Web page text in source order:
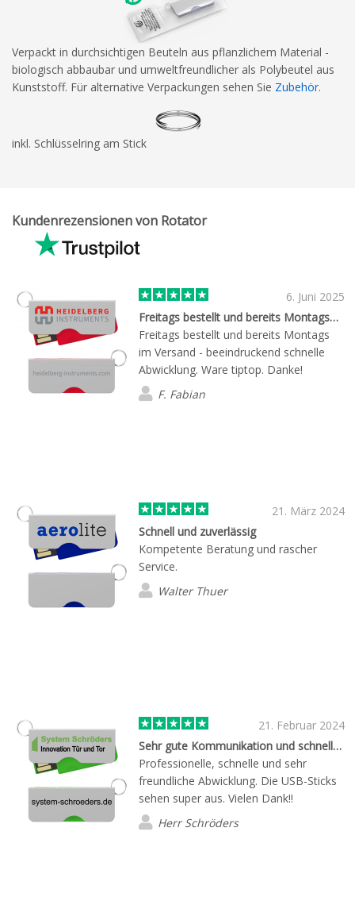
Verpackt in durchsichtigen Beuteln aus pflanzlichem Material -
biologisch abbaubar und umweltfreundlicher als Polybeutel aus
Kunststoff. Für alternative Verpackungen sehen Sie Zubehör.
inkl. Schlüsselring am Stick
Kundenrezensionen von Rotator
6. Juni 2025
Freitags bestellt und bereits Montags…
Freitags bestellt und bereits Montags
im Versand - beeindruckend schnelle
Abwicklung. Ware tiptop. Danke!
F. Fabian
21. März 2024
Schnell und zuverlässig
Kompetente Beratung und rascher
Service.
Walter Thuer
21. Februar 2024
Sehr gute Kommunikation und schnelle Abwicklung
Professionelle, schnelle und sehr
freundliche Abwicklung. Die USB-Sticks
sehen super aus. Vielen Dank!!
Herr Schröders